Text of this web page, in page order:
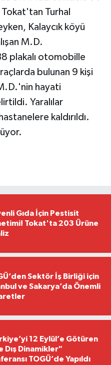
Turhal
Kalaycık köyü
M.D.
plakalı otomobille
bulunan 9 kişi
hayati
Yaralılar
kaldırıldı.
Gıda İçin Pestisit
Tokat'ta 203 Ürüne
Sektör İş Birliği için
ve Sakarya’da Önemli
12 Eylül’e Götüren
Dış Dinamikler"
TOGÜ’de Yapıldı